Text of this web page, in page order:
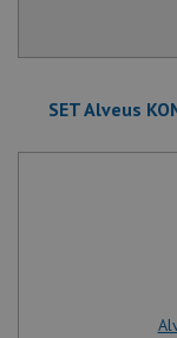
SET Alveus